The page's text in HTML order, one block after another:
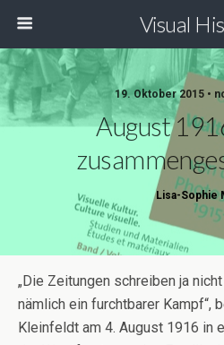
Visual
19. Oktober 2015 •
August
Lisa-Sophie
„Die Zeitungen schreiben ja
nämlich ein furchtbarer Kampf“,
Kleinfeldt am 4. August 1916 in